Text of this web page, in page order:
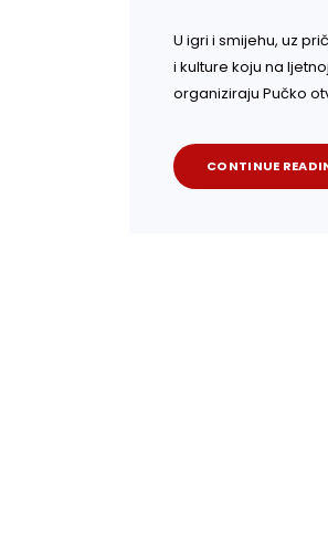
U igri i smijehu, uz
i kulture koju na
organiziraju Pučko
CONTINUE